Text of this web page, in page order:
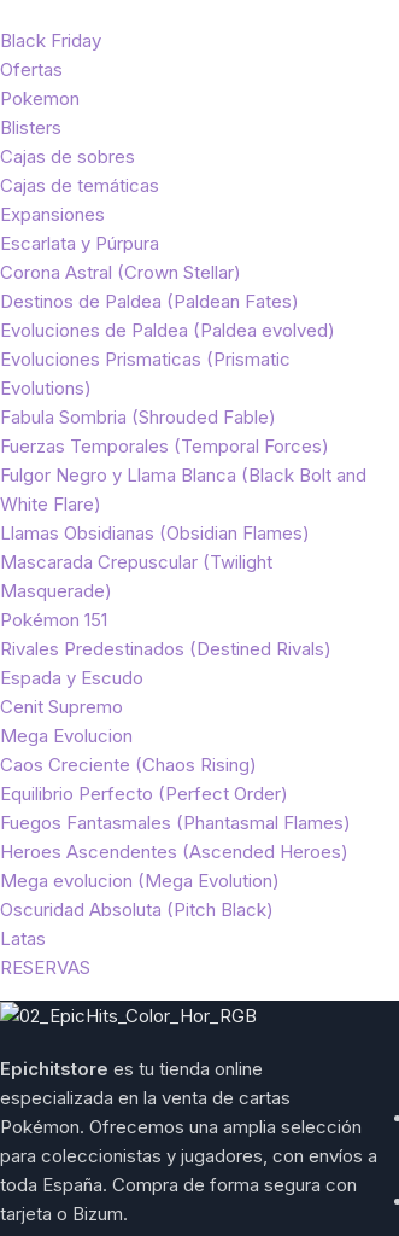
Black Friday
Ofertas
Pokemon
Blisters
Cajas de sobres
Cajas de temáticas
Expansiones
Escarlata y Púrpura
Corona Astral (Crown Stellar)
Destinos de Paldea (Paldean Fates)
Evoluciones de Paldea (Paldea evolved)
Evoluciones Prismaticas (Prismatic
Evolutions)
Fabula Sombria (Shrouded Fable)
Fuerzas Temporales (Temporal Forces)
Fulgor Negro y Llama Blanca (Black Bolt and
White Flare)
Llamas Obsidianas (Obsidian Flames)
Mascarada Crepuscular (Twilight
Masquerade)
Pokémon 151
Rivales Predestinados (Destined Rivals)
Espada y Escudo
Cenit Supremo
Mega Evolucion
Caos Creciente (Chaos Rising)
Equilibrio Perfecto (Perfect Order)
Fuegos Fantasmales (Phantasmal Flames)
Heroes Ascendentes (Ascended Heroes)
Mega evolucion (Mega Evolution)
Oscuridad Absoluta (Pitch Black)
Latas
RESERVAS
Epichitstore es tu tienda online
especializada en la venta de cartas
Pokémon. Ofrecemos una amplia selección
para coleccionistas y jugadores, con envíos a
toda España. Compra de forma segura con
tarjeta o Bizum.